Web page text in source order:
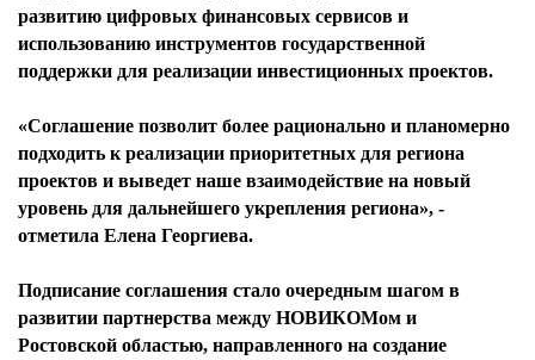
развитию цифровых финансовых сервисов и
использованию инструментов государственной
поддержки для реализации инвестиционных проектов.
«Соглашение позволит более рационально и планомерно
подходить к реализации приоритетных для региона
проектов и выведет наше взаимодействие на новый
уровень для дальнейшего укрепления региона», -
отметила Елена Георгиева.
Подписание соглашения стало очередным шагом в
развитии партнерства между НОВИКОМом и
Ростовской областью, направленного на создание